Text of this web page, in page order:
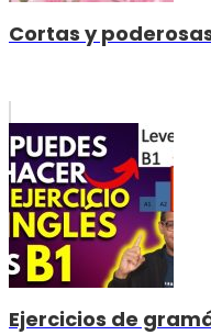
Cortas y
Ejercicios de